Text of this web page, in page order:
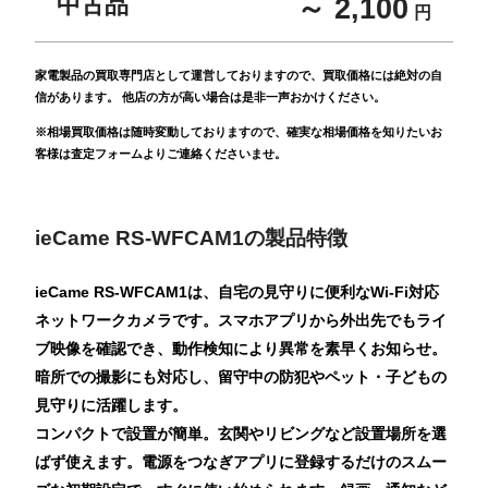
～ 2,100 円
家電製品の買取専門店として運営しておりますので、買取価格には絶対の自
信があります。 他店の方が高い場合は是非一声おかけください。
※相場買取価格は随時変動しておりますので、確実な相場価格を知りたいお
客様は査定フォームよりご連絡くださいませ。
ieCame RS-WFCAM1の製品特徴
ieCame RS-WFCAM1は、自宅の見守りに便利なWi‑Fi対応
ネットワークカメラです。スマホアプリから外出先でもライ
ブ映像を確認でき、動作検知により異常を素早くお知らせ。
暗所での撮影にも対応し、留守中の防犯やペット・子どもの
見守りに活躍します。
コンパクトで設置が簡単。玄関やリビングなど設置場所を選
ばず使えます。電源をつなぎアプリに登録するだけのスムー